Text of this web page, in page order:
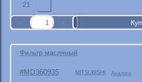
21
Фильтр масляный
MD360935 MITSUBISHI Аналоги